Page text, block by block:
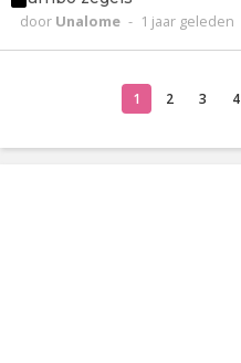
door Unalome - 1 jaar geleden
1 2 3 4